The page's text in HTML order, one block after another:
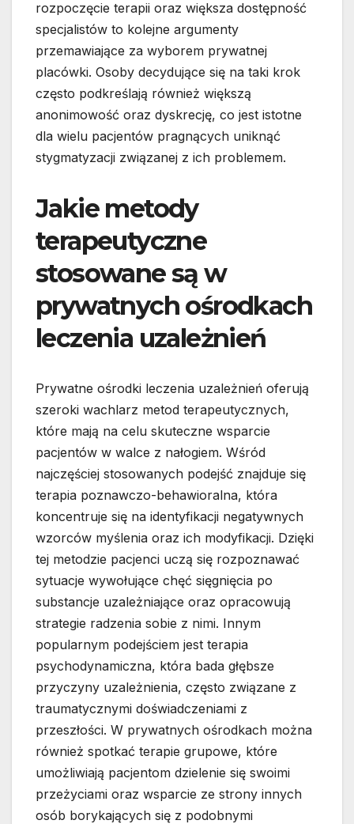
rozpoczęcie terapii oraz większa dostępność
specjalistów to kolejne argumenty
przemawiające za wyborem prywatnej
placówki. Osoby decydujące się na taki krok
często podkreślają również większą
anonimowość oraz dyskrecję, co jest istotne
dla wielu pacjentów pragnących uniknąć
stygmatyzacji związanej z ich problemem.
Jakie metody
terapeutyczne
stosowane są w
prywatnych ośrodkach
leczenia uzależnień
Prywatne ośrodki leczenia uzależnień oferują
szeroki wachlarz metod terapeutycznych,
które mają na celu skuteczne wsparcie
pacjentów w walce z nałogiem. Wśród
najczęściej stosowanych podejść znajduje się
terapia poznawczo-behawioralna, która
koncentruje się na identyfikacji negatywnych
wzorców myślenia oraz ich modyfikacji. Dzięki
tej metodzie pacjenci uczą się rozpoznawać
sytuacje wywołujące chęć sięgnięcia po
substancje uzależniające oraz opracowują
strategie radzenia sobie z nimi. Innym
popularnym podejściem jest terapia
psychodynamiczna, która bada głębsze
przyczyny uzależnienia, często związane z
traumatycznymi doświadczeniami z
przeszłości. W prywatnych ośrodkach można
również spotkać terapie grupowe, które
umożliwiają pacjentom dzielenie się swoimi
przeżyciami oraz wsparcie ze strony innych
osób borykających się z podobnymi